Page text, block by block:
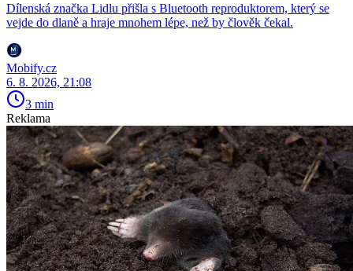
Dílenská značka Lidlu přišla s Bluetooth reproduktorem, který se
vejde do dlaně a hraje mnohem lépe, než by člověk čekal.
Mobify.cz
6. 8. 2026, 21:08
3 min
Reklama